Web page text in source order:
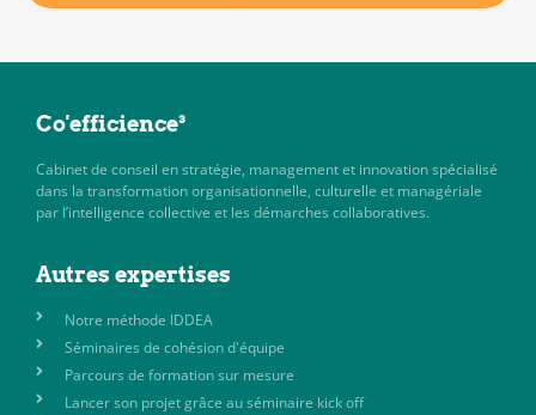
Co'efficience³
Cabinet de conseil en stratégie, management et innovation spécialisé
dans la transformation organisationnelle, culturelle et managériale
par l’intelligence collective et les démarches collaboratives.
Autres expertises
Notre méthode IDDEA
Séminaires de cohésion d'équipe
Parcours de formation sur mesure
Lancer son projet grâce au séminaire kick off